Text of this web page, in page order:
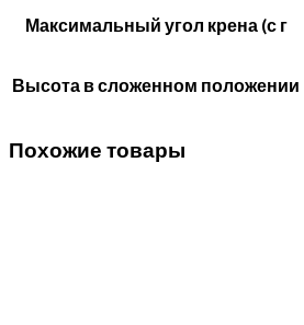
Максимальный угол крена (с г
Высота в сложенном положении
Похожие товары